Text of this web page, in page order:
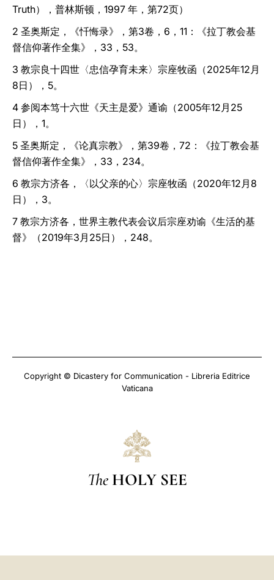
Truth），普林斯顿，1997 年，第72页）
2 圣奥斯定，《忏悔录》，第3卷，6，11：《拉丁教会基
督信仰著作全集》，33，53。
3 教宗良十四世〈忠信孕育未来〉宗座牧函（2025年12月
8日），5。
4 参阅本笃十六世《天主是爱》通谕（2005年12月25
日），1。
5 圣奥斯定，《论真宗教》，第39卷，72：《拉丁教会基
督信仰著作全集》，33，234。
6 教宗方济各，〈以父亲的心〉宗座牧函（2020年12月8
日），3。
7 教宗方济各，世界主教代表会议后宗座劝谕《生活的基
督》（2019年3月25日），248。
Copyright © Dicastery for Communication - Libreria Editrice
Vaticana
The HOLY SEE